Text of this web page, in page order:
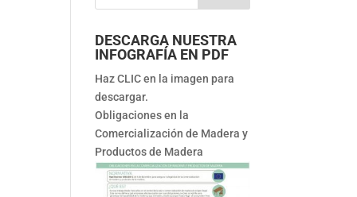
DESCARGA NUESTRA
INFOGRAFÍA EN PDF
Haz CLIC en la imagen para
descargar.
Obligaciones en la
Comercialización de Madera y
Productos de Madera